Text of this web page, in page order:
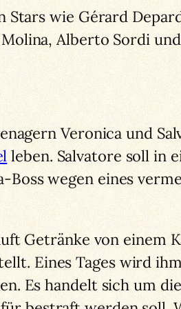
wie Gérard
Alberto Sordi
Veronica und
leben. Salvatore soll in
wegen eines
Getränke von einem
Eines Tages wird
Es handelt sich um